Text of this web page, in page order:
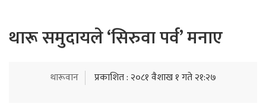
थारू समुदायले ‘सिरुवा पर्व’ मनाए
थारूवान प्रकाशित : २०८१ वैशाख १ गते २१:२७